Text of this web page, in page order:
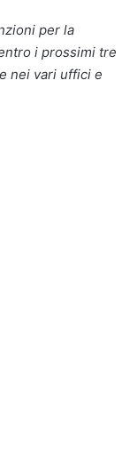
per la
i prossimi tre
nei vari uffici e